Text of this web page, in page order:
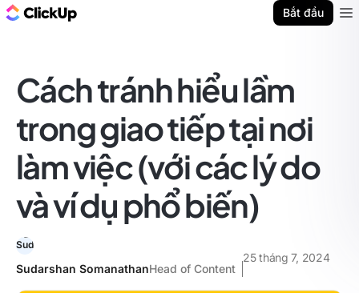
Bắt đầu
Cách tránh hiểu lầm
trong giao tiếp tại nơi
làm việc (với các lý do
và ví dụ phổ biến)
Sudarshan SomanathanHead of Content
25 tháng 7, 2024